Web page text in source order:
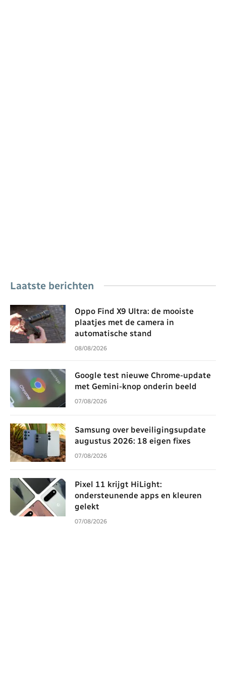
Laatste berichten
Oppo Find X9 Ultra: de mooiste
plaatjes met de camera in
automatische stand
08/08/2026
Google test nieuwe Chrome-update
met Gemini-knop onderin beeld
07/08/2026
Samsung over beveiligingsupdate
augustus 2026: 18 eigen fixes
07/08/2026
Pixel 11 krijgt HiLight:
ondersteunende apps en kleuren
gelekt
07/08/2026